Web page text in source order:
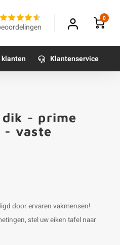
0
klanten Klantenservice
dik - prime
- vaste
door ervaren vakmensen!
stel uw eiken tafel naar